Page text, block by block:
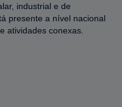
industrial e de
presente a nível nacional
atividades conexas.